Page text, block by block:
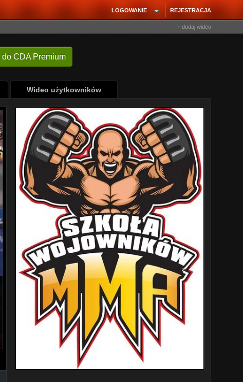
REJESTRACJA
LOGOWANIE
+ dodaj wideo
do CDA Premium
Wideo użytkowników